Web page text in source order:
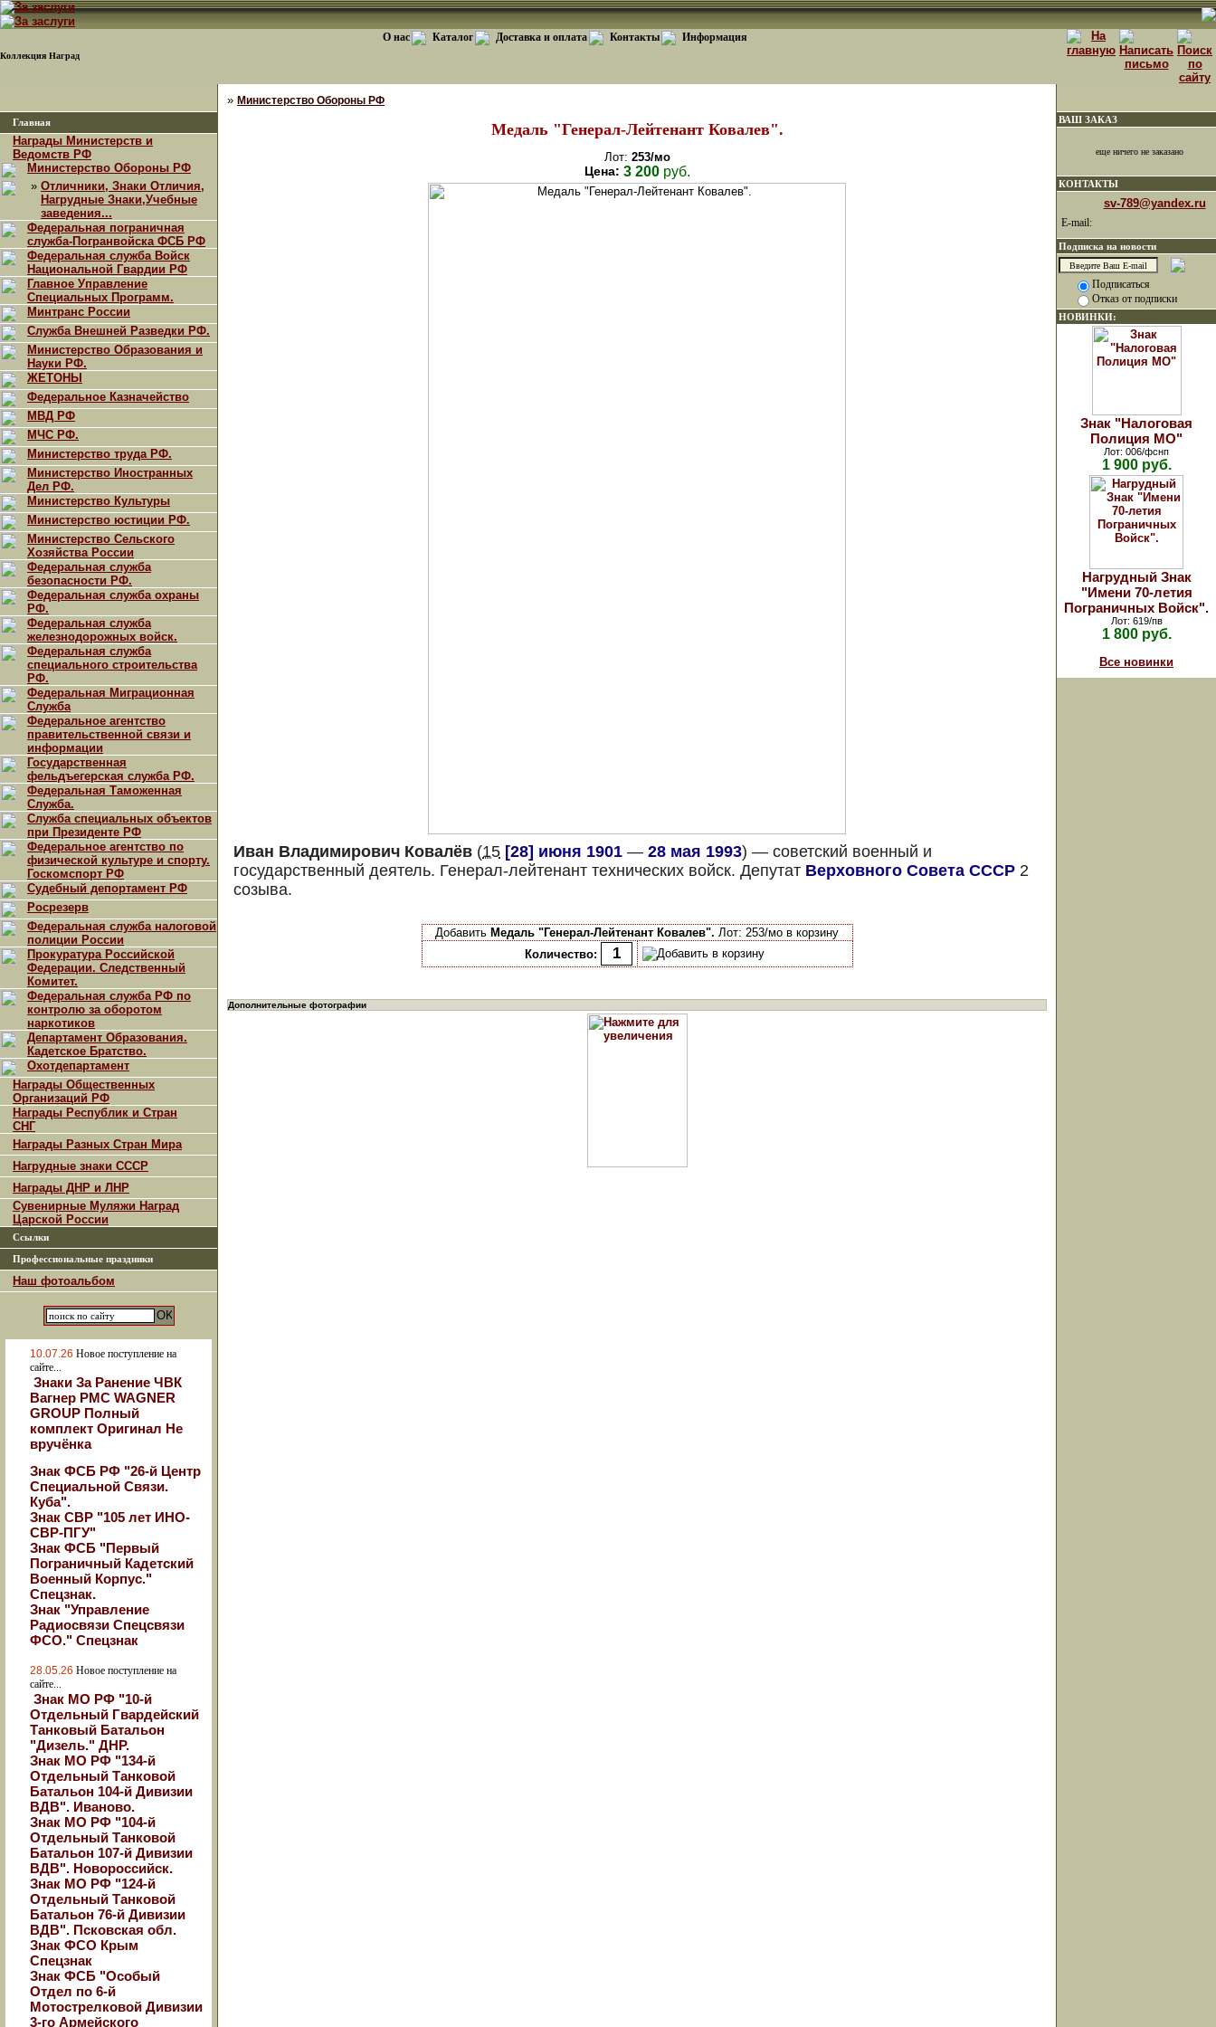
Коллекция Наград
О нас Каталог Доставка и оплата Контакты Информация
Главная
Награды Министерств и
Ведомств РФ
Министерство Обороны РФ
» Отличники, Знаки Отличия,
Нагрудные Знаки,Учебные
заведения...
Федеральная пограничная
служба-Погранвойска ФСБ РФ
Федеральная служба Войск
Национальной Гвардии РФ
Главное Управление
Специальных Программ.
Минтранс России
Служба Внешней Разведки РФ.
Министерство Образования и
Науки РФ.
ЖЕТОНЫ
Федеральное Казначейство
МВД РФ
МЧС РФ.
Министерство труда РФ.
Министерство Иностранных
Дел РФ.
Министерство Культуры
Министерство юстиции РФ.
Министерство Сельского
Хозяйства России
Федеральная служба
безопасности РФ.
Федеральная служба охраны
РФ.
Федеральная служба
железнодорожных войск.
Федеральная служба
специального строительства
РФ.
Федеральная Миграционная
Служба
Федеральное агентство
правительственной связи и
информации
Государственная
фельдъегерская служба РФ.
Федеральная Таможенная
Служба.
Служба специальных объектов
при Президенте РФ
Федеральное агентство по
физической культуре и спорту.
Госкомспорт РФ
Судебный депортамент РФ
Росрезерв
Федеральная служба налоговой
полиции России
Прокуратура Российской
Федерации. Следственный
Комитет.
Федеральная служба РФ по
контролю за оборотом
наркотиков
Департамент Образования.
Кадетское Братство.
Охотдепартамент
Награды Общественных
Организаций РФ
Награды Республик и Стран
СНГ
Награды Разных Стран Мира
Нагрудные знаки СССР
Награды ДНР и ЛНР
Сувенирные Муляжи Наград
Царской России
Ссылки
Профессиональные праздники
Наш фотоальбом
10.07.26 Новое поступление на
сайте...
Знаки За Ранение ЧВК
Вагнер РМС WAGNER
GROUP Полный
комплект Оригинал Не
вручёнка
Знак ФСБ РФ "26-й Центр
Специальной Связи.
Куба".
Знак СВР "105 лет ИНО-
СВР-ПГУ"
Знак ФСБ "Первый
Пограничный Кадетский
Военный Корпус."
Спецзнак.
Знак "Управление
Радиосвязи Спецсвязи
ФСО." Спецзнак
28.05.26 Новое поступление на
сайте...
Знак МО РФ "10-й
Отдельный Гвардейский
Танковый Батальон
"Дизель." ДНР.
Знак МО РФ "134-й
Отдельный Танковой
Батальон 104-й Дивизии
ВДВ". Иваново.
Знак МО РФ "104-й
Отдельный Танковой
Батальон 107-й Дивизии
ВДВ". Новороссийск.
Знак МО РФ "124-й
Отдельный Танковой
Батальон 76-й Дивизии
ВДВ". Псковская обл.
Знак ФСО Крым
Спецзнак
Знак ФСБ "Особый
Отдел по 6-й
Мотострелковой Дивизии
3-го Армейского
» Министерство Обороны РФ
Медаль "Генерал-Лейтенант Ковалев".
Лот: 253/мо
Цена: 3 200руб.
Иван Владимирович Ковалёв (15 [28] июня 1901 — 28 мая 1993) — советский военный и
государственный деятель. Генерал-лейтенант технических войск. Депутат Верховного Совета СССР 2
созыва.
Добавить Медаль "Генерал-Лейтенант Ковалев". Лот: 253/мо в корзину
Количество:
Дополнительные фотографии
ВАШ ЗАКАЗ
еще ничего не заказано
КОНТАКТЫ
sv-789@yandex.ru
E-mail:
Подписка на новости
Подписаться
Отказ от подписки
НОВИНКИ:
Знак "Налоговая
Полиция МО"
Лот: 006/фснп
1 900 руб.
Нагрудный Знак
"Имени 70-летия
Пограничных Войск".
Лот: 619/пв
1 800 руб.
Все новинки